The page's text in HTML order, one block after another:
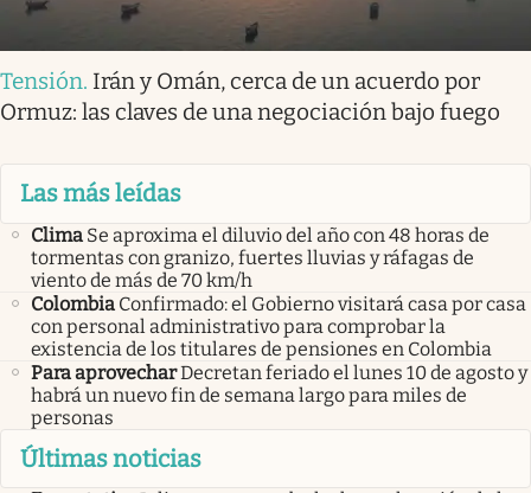
Tensión. Irán y Omán, cerca de un acuerdo por
Ormuz: las claves de una negociación bajo fuego
Las más leídas
Clima Se aproxima el diluvio del año con 48 horas de
tormentas con granizo, fuertes lluvias y ráfagas de
viento de más de 70 km/h
Colombia Confirmado: el Gobierno visitará casa por casa
con personal administrativo para comprobar la
existencia de los titulares de pensiones en Colombia
Para aprovecharDecretan feriado el lunes 10 de agosto y
habrá un nuevo fin de semana largo para miles de
personas
Últimas noticias